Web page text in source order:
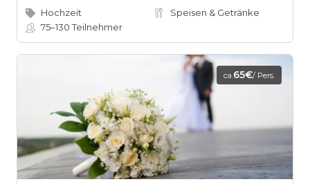
Hochzeit
Speisen & Getränke
75–130Teilnehmer
ca.65€/ Pers.